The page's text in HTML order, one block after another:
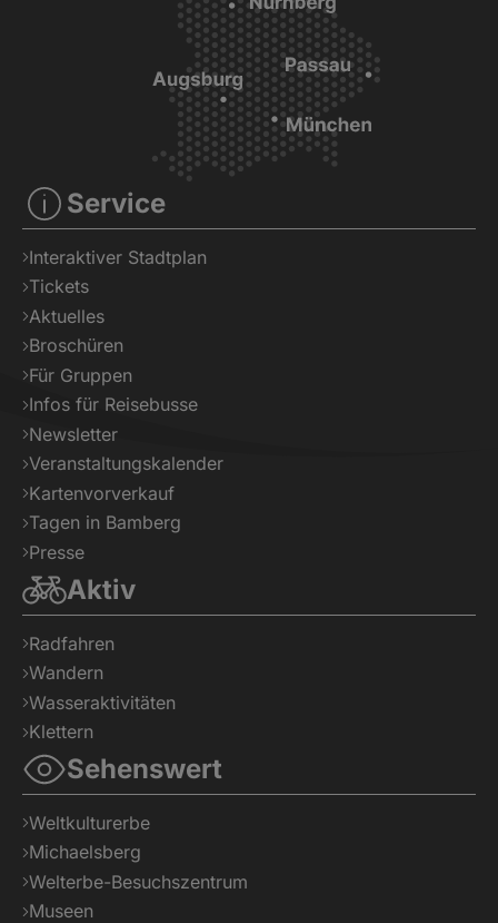
Service
Interaktiver Stadtplan
Tickets
Aktuelles
Broschüren
Für Gruppen
Infos für Reisebusse
Newsletter
Veranstaltungskalender
Kartenvorverkauf
Tagen in Bamberg
Presse
Aktiv
Radfahren
Wandern
Wasseraktivitäten
Klettern
Sehenswert
Weltkulturerbe
Michaelsberg
Welterbe-Besuchszentrum
Museen